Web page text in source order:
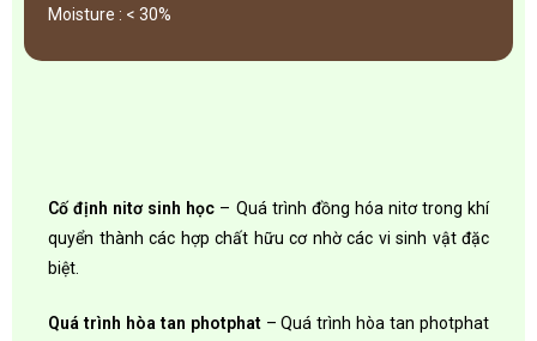
Moisture : < 30%
Cố định nitơ sinh học – Quá trình đồng hóa nitơ trong khí
quyển thành các hợp chất hữu cơ nhờ các vi sinh vật đặc
biệt.
Quá trình hòa tan photphat– Quá trình hòa tan photphat